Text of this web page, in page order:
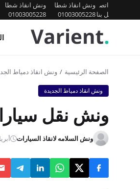
اتص
ل بنا
ونش انقاذ شطا
01003005228
ونش انقاذ شطا
01003005228
الصفحة الرئيسية ونش انقاذ دمياط
ونش انقاذ دمياط الجديدة
ونش نقل
ونش السلامه لانقاذ السيارات أبريل 16,